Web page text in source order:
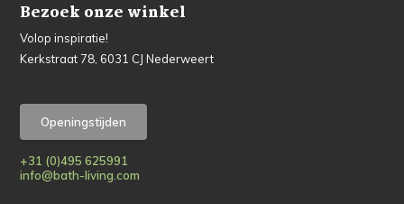
Bezoek onze winkel
Volop inspiratie!
Kerkstraat 78, 6031 CJ Nederweert
Openingstijden
+31 (0)495 625991
info@bath-living.com